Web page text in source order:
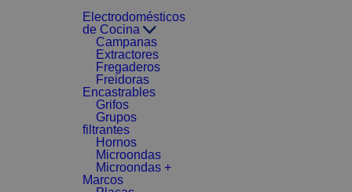
Electrodomésticos
de Cocina
Campanas
Extractores
Fregaderos
Freidoras
Encastrables
Grifos
Grupos
filtrantes
Hornos
Microondas
Microondas +
Marcos